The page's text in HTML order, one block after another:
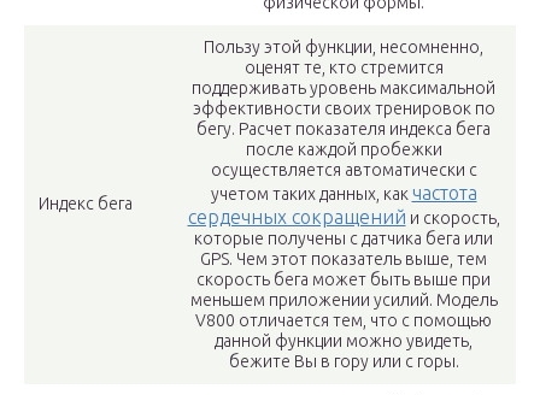
Индекс бега
Пользу этой функции, несомненно,
оценят те, кто стремится
поддерживать уровень максимальной
эффективности своих тренировок по
бегу. Расчет показателя индекса бега
после каждой пробежки
осуществляется автоматически с
учетом таких данных, как частота
сердечных сокращений и скорость,
которые получены с датчика бега или
GPS. Чем этот показатель выше, тем
скорость бега может быть выше при
меньшем приложении усилий. Модель
V800 отличается тем, что с помощью
данной функции можно увидеть,
бежите Вы в гору или с горы.